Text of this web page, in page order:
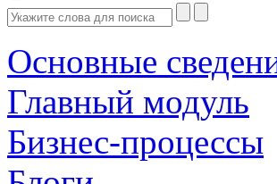
Основные
Главный модуль
Бизнес-процессы